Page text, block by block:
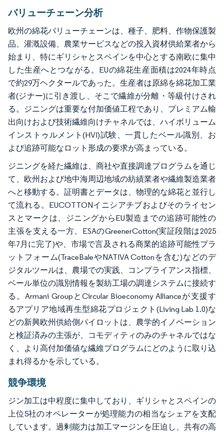
バリューチェーン分析
欧州の綿花バリューチェーンは、種子、肥料、作物保護製
品、灌漑設備、農業サービスなどの投入資材供給業者から
始まり、特にギリシャとスペインを中心とする南欧に集中
した生産へとつながる。EUの綿花生産面積は2024年時点
で約29万ヘクタールであった。生産者は原綿を綿花加工業
者(ジナー)に引き渡し、そこで繊維が分離・等級付けされ
る。ジニングは重要な付加価値工程であり、プレミアム輸
出向けおよび技術繊維向けチャネルでは、ハイボリューム
インストゥルメント(HVI)試験、一貫したベール識別、お
よび追跡可能なロット形成の要求が高まっている。
ジニングを経た繊維は、商社や直接調達プログラムを通じ
て、欧州および地中海周辺地域の紡績業者や繊維製造業者
へと移動する。証明書とデータは、物理的な綿花と並行し
て流れる。EUCOTTONイニシアチブおよびそのライセン
スとマークは、ジニングからEU製造までの追跡可能性の
主張を支える一方、ESAのGreenerCotton(実証段階は2025
年7月に完了)や、市場で言及される商業的追跡可能性プラ
ットフォーム(TraceBaleやNATIVA Cottonを含む)などのデ
ジタルツールは、農場での実践、コンプライアンス指標、
ベール単位の識別情報を製紡工場の調達システムに接続す
る。Armani GroupとCircular Bioeconomy Allianceが支援す
るアプリア地域再生型綿花プロジェクト(Living Lab 1.0)な
どの新興欧州供給側パイロットは、農学的イノベーション
と検証済みの主張が、コモディティのみのチャネルではな
く、より高付加価値な繊維プログラムにどのように取り込
まれ得るかを示している。
競争環境
ジン加工は中程度に集中しており、ギリシャとスペインの
上位5社のオペレーターが処理能力の相当なシェアを支配
しています。過剰能力は加工マージンを圧迫し、共有の高